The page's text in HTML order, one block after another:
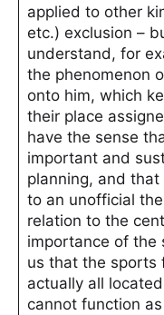
applied to other
etc.) exclusion –
understand, for
the phenomenon
onto him, which
their place
have the sense
important and
planning, and
to an unofficial
relation to the
importance of the
us that the sports
actually all
cannot function